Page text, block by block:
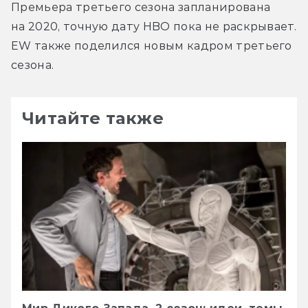
Премьера третьего сезона запланирована
на 2020, точную дату HBO пока не раскрывает.
EW также поделился новым кадром третьего
сезона.
Читайте также